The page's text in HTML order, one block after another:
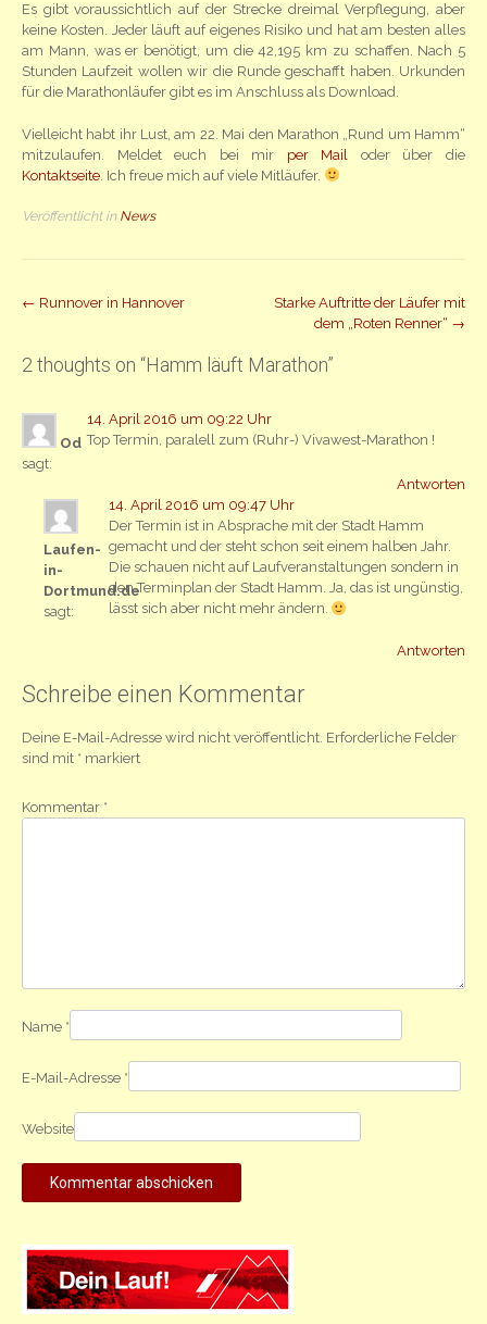
Es gibt voraussichtlich auf der Strecke dreimal Verpflegung, aber
keine Kosten. Jeder läuft auf eigenes Risiko und hat am besten alles
am Mann, was er benötigt, um die 42,195 km zu schaffen. Nach 5
Stunden Laufzeit wollen wir die Runde geschafft haben. Urkunden
für die Marathonläufer gibt es im Anschluss als Download.
Vielleicht habt ihr Lust, am 22. Mai den Marathon „Rund um Hamm“
mitzulaufen. Meldet euch bei mir per Mail oder über die
Kontaktseite . Ich freue mich auf viele Mitläufer.
Veröffentlicht in News
Beitrag
← Runnover in Hannover
Starke Auftritte der Läufer mit
dem „Roten Renner“ →
2 thoughts on “Hamm läuft Marathon”
Od
sagt:
14. April 2016 um 09:22 Uhr
Top Termin, paralell zum (Ruhr-) Vivawest-Marathon !
Antworten
Laufen-
in-
Dortmund.de
sagt:
14. April 2016 um 09:47 Uhr
Der Termin ist in Absprache mit der Stadt Hamm
gemacht und der steht schon seit einem halben Jahr.
Die schauen nicht auf Laufveranstaltungen sondern in
den Terminplan der Stadt Hamm. Ja, das ist ungünstig,
lässt sich aber nicht mehr ändern.
Antworten
Schreibe einen Kommentar
Deine E-Mail-Adresse wird nicht veröffentlicht. Erforderliche Felder
sind mit * markiert
Kommentar *
Name *
E-Mail-Adresse *
Website